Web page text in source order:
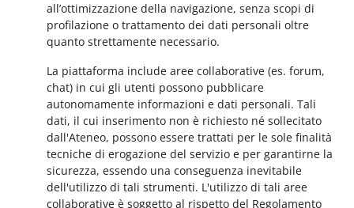
all’ottimizzazione della navigazione, senza scopi di
profilazione o trattamento dei dati personali oltre
quanto strettamente necessario.
La piattaforma include aree collaborative (es. forum,
chat) in cui gli utenti possono pubblicare
autonomamente informazioni e dati personali. Tali
dati, il cui inserimento non è richiesto né sollecitato
dall'Ateneo, possono essere trattati per le sole finalità
tecniche di erogazione del servizio e per garantirne la
sicurezza, essendo una conseguenza inevitabile
dell'utilizzo di tali strumenti. L'utilizzo di tali aree
collaborative è soggetto al rispetto del Regolamento